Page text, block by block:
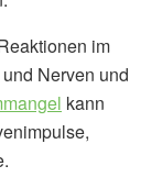
im
Nerven und
kann